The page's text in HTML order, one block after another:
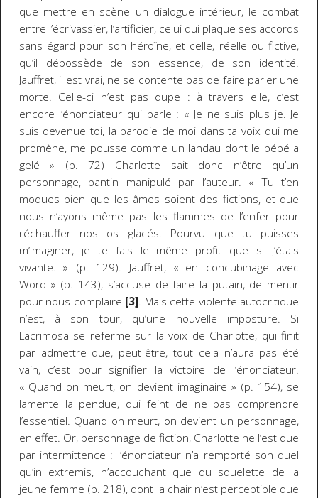
que mettre en scène un dialogue intérieur, le combat
entre l’écrivassier, l’artificier, celui qui plaque ses accords
sans égard pour son héroïne, et celle, réelle ou fictive,
qu’il dépossède de son essence, de son identité.
Jauffret, il est vrai, ne se contente pas de faire parler une
morte. Celle-ci n’est pas dupe : à travers elle, c’est
encore l’énonciateur qui parle : « Je ne suis plus je. Je
suis devenue toi, la parodie de moi dans ta voix qui me
promène, me pousse comme un landau dont le bébé a
gelé » (p. 72) Charlotte sait donc n’être qu’un
personnage, pantin manipulé par l’auteur. « Tu t’en
moques bien que les âmes soient des fictions, et que
nous n’ayons même pas les flammes de l’enfer pour
réchauffer nos os glacés. Pourvu que tu puisses
m’imaginer, je te fais le même profit que si j’étais
vivante. » (p. 129). Jauffret, « en concubinage avec
Word » (p. 143), s’accuse de faire la putain, de mentir
pour nous complaire [3]. Mais cette violente autocritique
n’est, à son tour, qu’une nouvelle imposture. Si
Lacrimosa se referme sur la voix de Charlotte, qui finit
par admettre que, peut-être, tout cela n’aura pas été
vain, c’est pour signifier la victoire de l’énonciateur.
« Quand on meurt, on devient imaginaire » (p. 154), se
lamente la pendue, qui feint de ne pas comprendre
l’essentiel. Quand on meurt, on devient un personnage,
en effet. Or, personnage de fiction, Charlotte ne l’est que
par intermittence : l’énonciateur n’a remporté son duel
qu’in extremis, n’accouchant que du squelette de la
jeune femme (p. 218), dont la chair n’est perceptible que